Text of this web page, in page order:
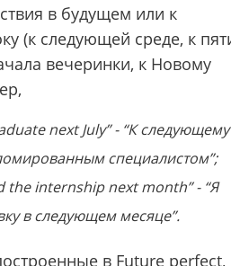
в будущем или к
(к следующей среде, к
вечеринки, к Новому
next July” - “К следующему
специалистом”;
the internship next month” - “Я
в следующем месяце”.
в Future perfect,